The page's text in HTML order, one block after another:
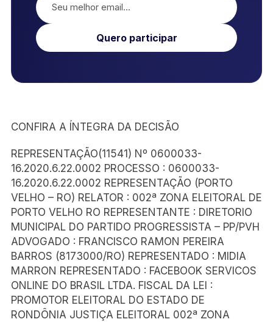
Quero participar
CONFIRA A ÍNTEGRA DA DECISÃO
REPRESENTAÇÃO(11541) Nº 0600033-
16.2020.6.22.0002 PROCESSO : 0600033-
16.2020.6.22.0002 REPRESENTAÇÃO (PORTO
VELHO – RO) RELATOR : 002ª ZONA ELEITORAL DE
PORTO VELHO RO REPRESENTANTE : DIRETORIO
MUNICIPAL DO PARTIDO PROGRESSISTA – PP/PVH
ADVOGADO : FRANCISCO RAMON PEREIRA
BARROS (8173000/RO) REPRESENTADO : MIDIA
MARRON REPRESENTADO : FACEBOOK SERVICOS
ONLINE DO BRASIL LTDA. FISCAL DA LEI :
PROMOTOR ELEITORAL DO ESTADO DE
RONDÔNIA JUSTIÇA ELEITORAL 002ª ZONA